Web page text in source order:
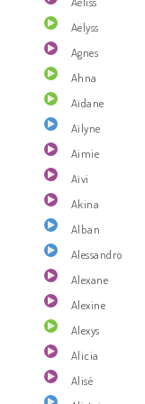
Aelyss
Agnes
Ahna
Aïdane
Aïlyne
Aimie
Aïvi
Akina
Alban
Alessandro
Alexane
Alexine
Alexys
Alicia
Alisé